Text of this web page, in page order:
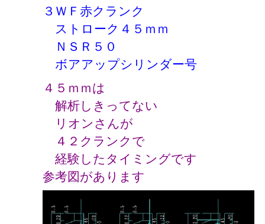
３ＷＦ赤クランク
ストローク４５ｍｍ
ＮＳＲ５０
ボアアップシリンダー号
４５ｍｍは
解析しきってない
リオンさんが
４２クランクで
経験したタイミングです
参考図があります